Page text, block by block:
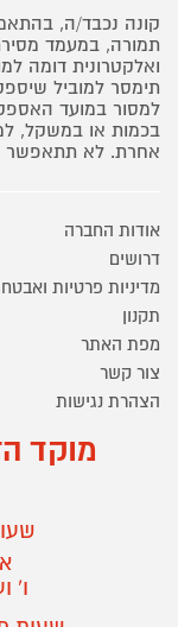
קונה נכבד/ה,
תמורה, במעמד
ואלקטרונית דומה
תימסר למוביל
למסור במועד
בכמות או במשקל,
אחרת. לא תתאפשר
אודות החברה
דרושים
מדיניות פרטיות
תקנון
מפת האתר
צור קשר
הצהרת נגישות
מוקד
ו'